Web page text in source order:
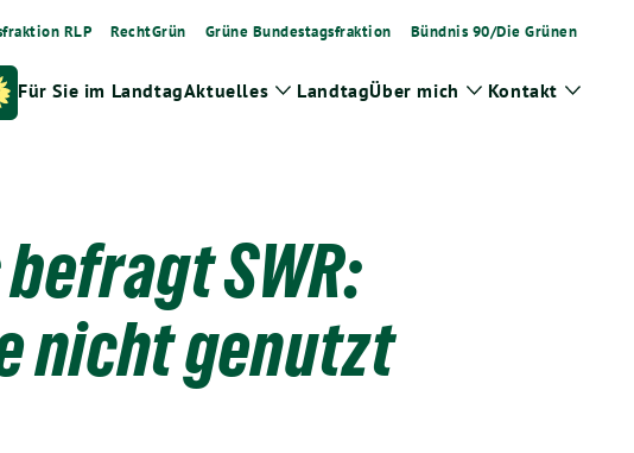
RLP RechtGrün Grüne Bundestagsfraktion Bündnis 90/Die Grünen
Für Sie im LandtagAktuelles Zeige
LandtagÜber mich
Zeige
Kontakt Zeige
SWR:
nicht genutzt